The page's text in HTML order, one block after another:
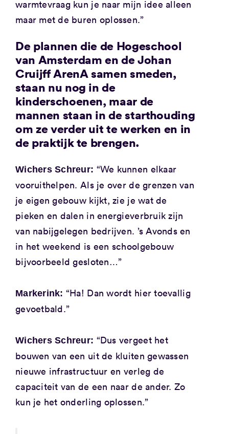
warmtevraag kun je naar mijn idee alleen
maar met de buren oplossen.”
De plannen die de Hogeschool
van Amsterdam en de Johan
Cruijff ArenA samen smeden,
staan nu nog in de
kinderschoenen, maar de
mannen staan in de starthouding
om ze verder uit te werken en in
de praktijk te brengen.
Wichers Schreur: “We kunnen elkaar
vooruithelpen. Als je over de grenzen van
je eigen gebouw kijkt, zie je wat de
pieken en dalen in energieverbruik zijn
van nabijgelegen bedrijven. ’s Avonds en
in het weekend is een schoolgebouw
bijvoorbeeld gesloten…”
Markerink: “Ha! Dan wordt hier toevallig
gevoetbald.”
Wichers Schreur: “Dus vergeet het
bouwen van een uit de kluiten gewassen
nieuwe infrastructuur en verleg de
capaciteit van de een naar de ander. Zo
kun je het onderling oplossen.”